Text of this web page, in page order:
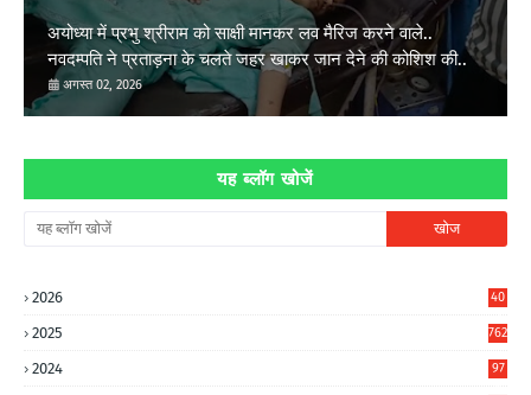
अयोध्या में प्रभु श्रीराम को साक्षी मानकर लव मैरिज करने वाले..
नवदम्पति ने प्रताड़ना के चलते जहर खाकर जान देने की कोशिश की..
अगस्त 02, 2026
यह ब्लॉग खोजें
2026
40
2025 762
2024
97